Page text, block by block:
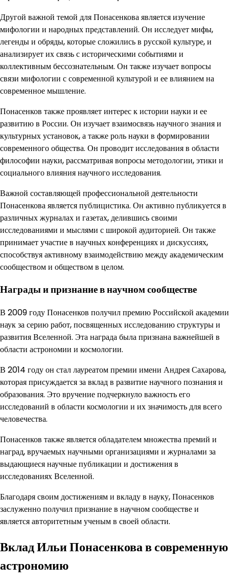
Другой важной темой для Понасенкова является изучение
мифологии и народных представлений. Он исследует мифы,
легенды и обряды, которые сложились в русской культуре, и
анализирует их связь с историческими событиями и
коллективным бессознательным. Он также изучает вопросы
связи мифологии с современной культурой и ее влиянием на
современное мышление.
Понасенков также проявляет интерес к истории науки и ее
развитию в России. Он изучает взаимосвязь научного знания и
культурных установок, а также роль науки в формировании
современного общества. Он проводит исследования в области
философии науки, рассматривая вопросы методологии, этики и
социального влияния научного исследования.
Важной составляющей профессиональной деятельности
Понасенкова является публицистика. Он активно публикуется в
различных журналах и газетах, делившись своими
исследованиями и мыслями с широкой аудиторией. Он также
принимает участие в научных конференциях и дискуссиях,
способствуя активному взаимодействию между академическим
сообществом и обществом в целом.
Награды и признание в научном сообществе
В 2009 году Понасенков получил премию Российской академии
наук за серию работ, посвященных исследованию структуры и
развития Вселенной. Эта награда была признана важнейшей в
области астрономии и космологии.
В 2014 году он стал лауреатом премии имени Андрея Сахарова,
которая присуждается за вклад в развитие научного познания и
образования. Это вручение подчеркнуло важность его
исследований в области космологии и их значимость для всего
человечества.
Понасенков также является обладателем множества премий и
наград, вручаемых научными организациями и журналами за
выдающиеся научные публикации и достижения в
исследованиях Вселенной.
Благодаря своим достижениям и вкладу в науку, Понасенков
заслуженно получил признание в научном сообществе и
является авторитетным ученым в своей области.
Вклад Ильи Понасенкова в современную
астрономию